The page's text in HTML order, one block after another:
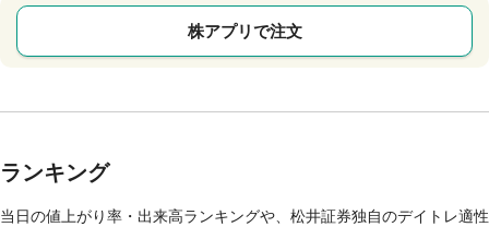
株アプリで注文
ランキング
当日の値上がり率・出来高ランキングや、松井証券独自のデイトレ適性